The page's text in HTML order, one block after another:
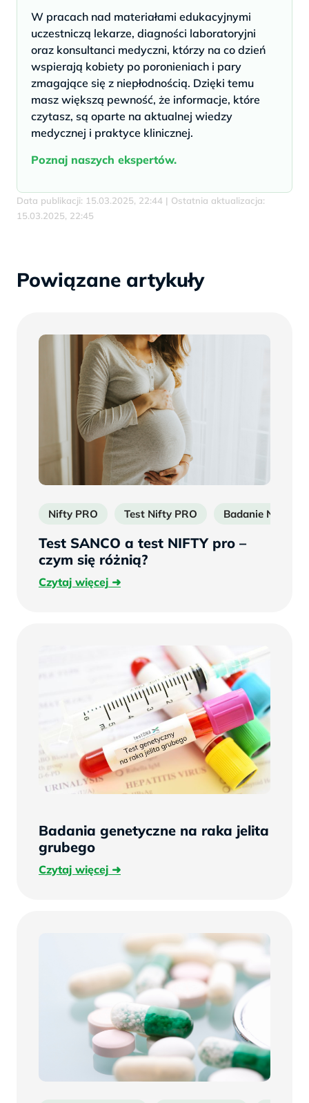
W pracach nad materiałami edukacyjnymi
uczestniczą lekarze, diagności laboratoryjni
oraz konsultanci medyczni, którzy na co dzień
wspierają kobiety po poronieniach i pary
zmagające się z niepłodnością. Dzięki temu
masz większą pewność, że informacje, które
czytasz, są oparte na aktualnej wiedzy
medycznej i praktyce klinicznej.
Poznaj naszych ekspertów.
Data publikacji: 15.03.2025, 22:44 | Ostatnia aktualizacja:
15.03.2025, 22:45
Powiązane artykuły
Nifty PRO Test Nifty PRO Badanie Nifty
Test SANCO a test NIFTY pro –
czym się różnią?
Czytaj więcejCzytaj
Badania genetyczne na raka jelita
grubego
Czytaj więcejCzytaj